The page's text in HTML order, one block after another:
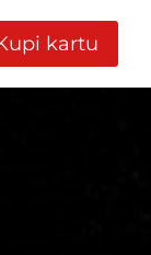
kartu